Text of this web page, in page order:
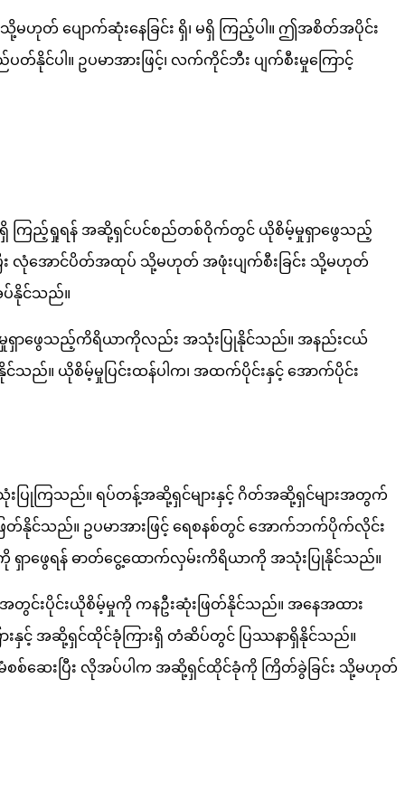
တ် ပျောက်ဆုံးနေခြင်း ရှိ၊ မရှိ ကြည့်ပါ။ ဤအစိတ်အပိုင်း
ပါ။ ဥပမာအားဖြင့်၊ လက်ကိုင်ဘီး ပျက်စီးမှုကြောင့်
ရှိ ကြည့်ရှုရန် အဆို့ရှင်ပင်စည်တစ်ဝိုက်တွင် ယိုစိမ့်မှုရှာဖွေသည့်
း လုံအောင်ပိတ်အထုပ် သို့မဟုတ် အဖုံးပျက်စီးခြင်း သို့မဟုတ်
ပ်နိုင်သည်။
မ့်မှုရှာဖွေသည့်ကိရိယာကိုလည်း အသုံးပြုနိုင်သည်။ အနည်းငယ်
သည်။ ယိုစိမ့်မှုပြင်းထန်ပါက၊ အထက်ပိုင်းနှင့် အောက်ပိုင်း
ြုကြသည်။ ရပ်တန့်အဆို့ရှင်များနှင့် ဂိတ်အဆို့ရှင်များအတွက်
င်သည်။ ဥပမာအားဖြင့် ရေစနစ်တွင် အောက်ဘက်ပိုက်လိုင်း
ာဖွေရန် ဓာတ်ငွေ့ထောက်လှမ်းကိရိယာကို အသုံးပြုနိုင်သည်။
အတွင်းပိုင်းယိုစိမ့်မှုကို ကနဦးဆုံးဖြတ်နိုင်သည်။ အနေအထား
နှင့် အဆို့ရှင်ထိုင်ခုံကြားရှိ တံဆိပ်တွင် ပြဿနာရှိနိုင်သည်။
ပ်မံစစ်ဆေးပြီး လိုအပ်ပါက အဆို့ရှင်ထိုင်ခုံကို ကြိတ်ခွဲခြင်း သို့မဟုတ်